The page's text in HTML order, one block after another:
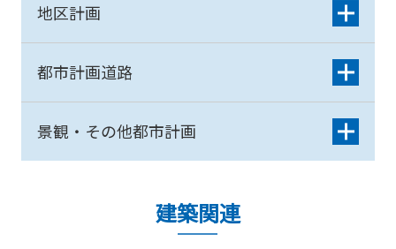
地区計画
都市計画道路
景観・その他都市計画
建築関連